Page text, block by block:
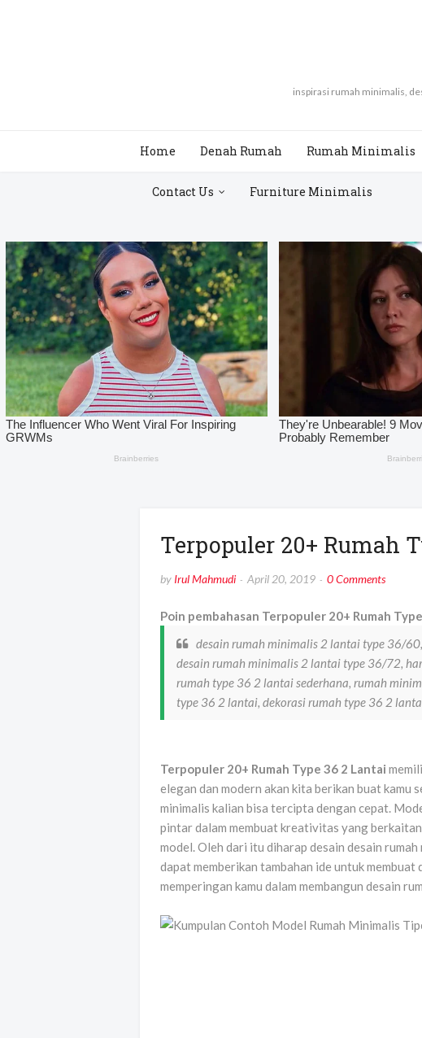
inspirasi rumah minimalis,
Home Denah Rumah Rumah Minimalis
Contact Us Furniture Minimalis
Terpopuler 20+ Rumah
by Irul Mahmudi April 20, 2019 0 Comments
Poin pembahasan Terpopuler 20+ Rumah
desain rumah minimalis 2 lantai type 36/
desain rumah minimalis 2 lantai type 36/72,
rumah type 36 2 lantai sederhana, rumah
type 36 2 lantai, dekorasi rumah type 36 2
Terpopuler 20+ Rumah Type 36 2 Lantai
elegan dan modern akan kita berikan buat kamu
minimalis kalian bisa tercipta dengan cepat.
pintar dalam membuat kreativitas yang
model. Oleh dari itu diharap desain desain
dapat memberikan tambahan ide untuk membuat
memperingan kamu dalam membangun desain